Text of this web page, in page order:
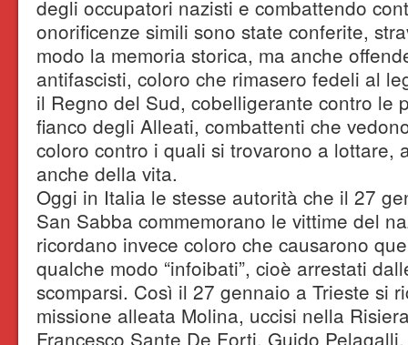
degli occupatori nazisti e combattendo
onorificenze simili sono state conferite,
modo la memoria storica, ma anche
antifascisti, coloro che rimasero fedeli al
il Regno del Sud, cobelligerante contro le
fianco degli Alleati, combattenti che
coloro contro i quali si trovarono a lottare,
anche della vita.
Oggi in Italia le stesse autorità che il 27
San Sabba commemorano le vittime del
ricordano invece coloro che causarono
qualche modo “infoibati”, cioè arrestati
scomparsi. Così il 27 gennaio a Trieste si
missione alleata Molina, uccisi nella
Francesco Sante De Forti, Guido